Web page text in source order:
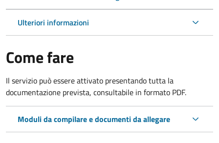
Ulteriori informazioni
Come fare
Il servizio può essere attivato presentando tutta la
documentazione prevista, consultabile in formato PDF.
Moduli da compilare e documenti da allegare